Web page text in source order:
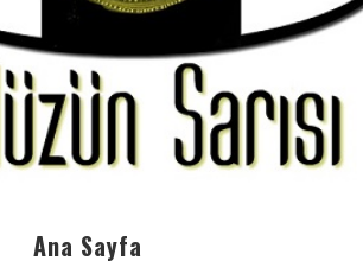
Ana Sayfa